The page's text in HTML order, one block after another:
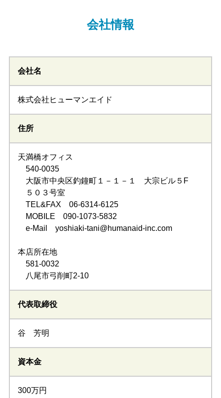
会社情報
会社名
株式会社ヒューマンエイド
住所
天満橋オフィス
540-0035
大阪市中央区釣鐘町１－１－１ 大宗ビル５F
５０３号室
TEL&FAX 06-6314-6125
MOBILE 090-1073-5832
e-Mail yoshiaki-tani@humanaid-inc.com
本店所在地
581-0032
八尾市弓削町2-10
代表取締役
谷 芳明
資本金
300万円